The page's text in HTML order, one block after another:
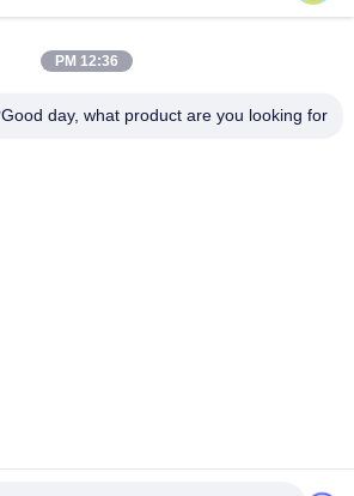
العنوان
12:36 PM
Good day, what product are you looking for?